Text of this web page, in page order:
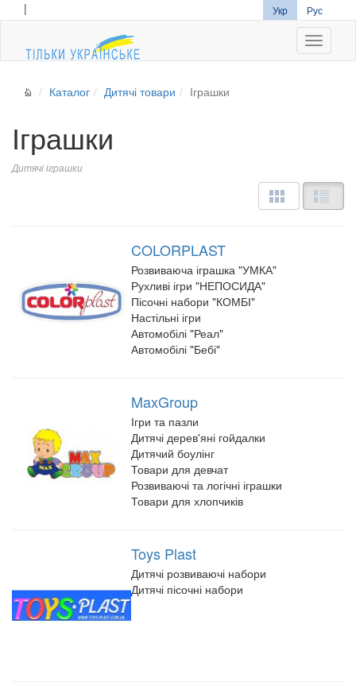
| Укр Рус
Каталог Дитячі товари Іграшки
Іграшки
Дитячі іграшки
COLORPLAST
Розвиваюча іграшка "УМКА"
Рухливі ігри "НЕПОСИДА"
Пісочні набори "КОМБІ"
Настільні ігри
Автомобілі "Реал"
Автомобілі "Бебі"
MaxGroup
Ігри та пазли
Дитячі дерев'яні гойдалки
Дитячий боулінг
Товари для девчат
Розвиваючі та логічні іграшки
Товари для хлопчиків
Toys Plast
Дитячі розвиваючі набори
Дитячі пісочні набори